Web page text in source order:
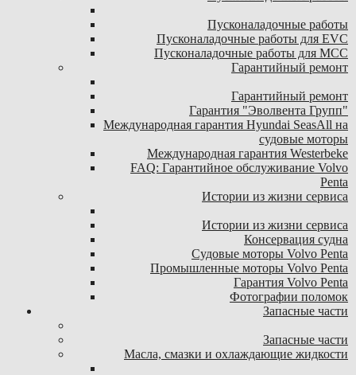
Пусконаладочные работы
Пусконаладочные работы для EVC
Пусконаладочные работы для MCC
Гарантийный ремонт
Гарантийный ремонт
Гарантия "Эволвента Групп"
Международная гарантия Hyundai SeasAll на
судовые моторы
Международная гарантия Westerbeke
FAQ: Гарантийное обслуживание Volvo
Penta
Истории из жизни сервиса
Истории из жизни сервиса
Консервация судна
Судовые моторы Volvo Penta
Промышленные моторы Volvo Penta
Гарантия Volvo Penta
Фотографии поломок
Запасные части
Запасные части
Масла, смазки и охлаждающие жидкости